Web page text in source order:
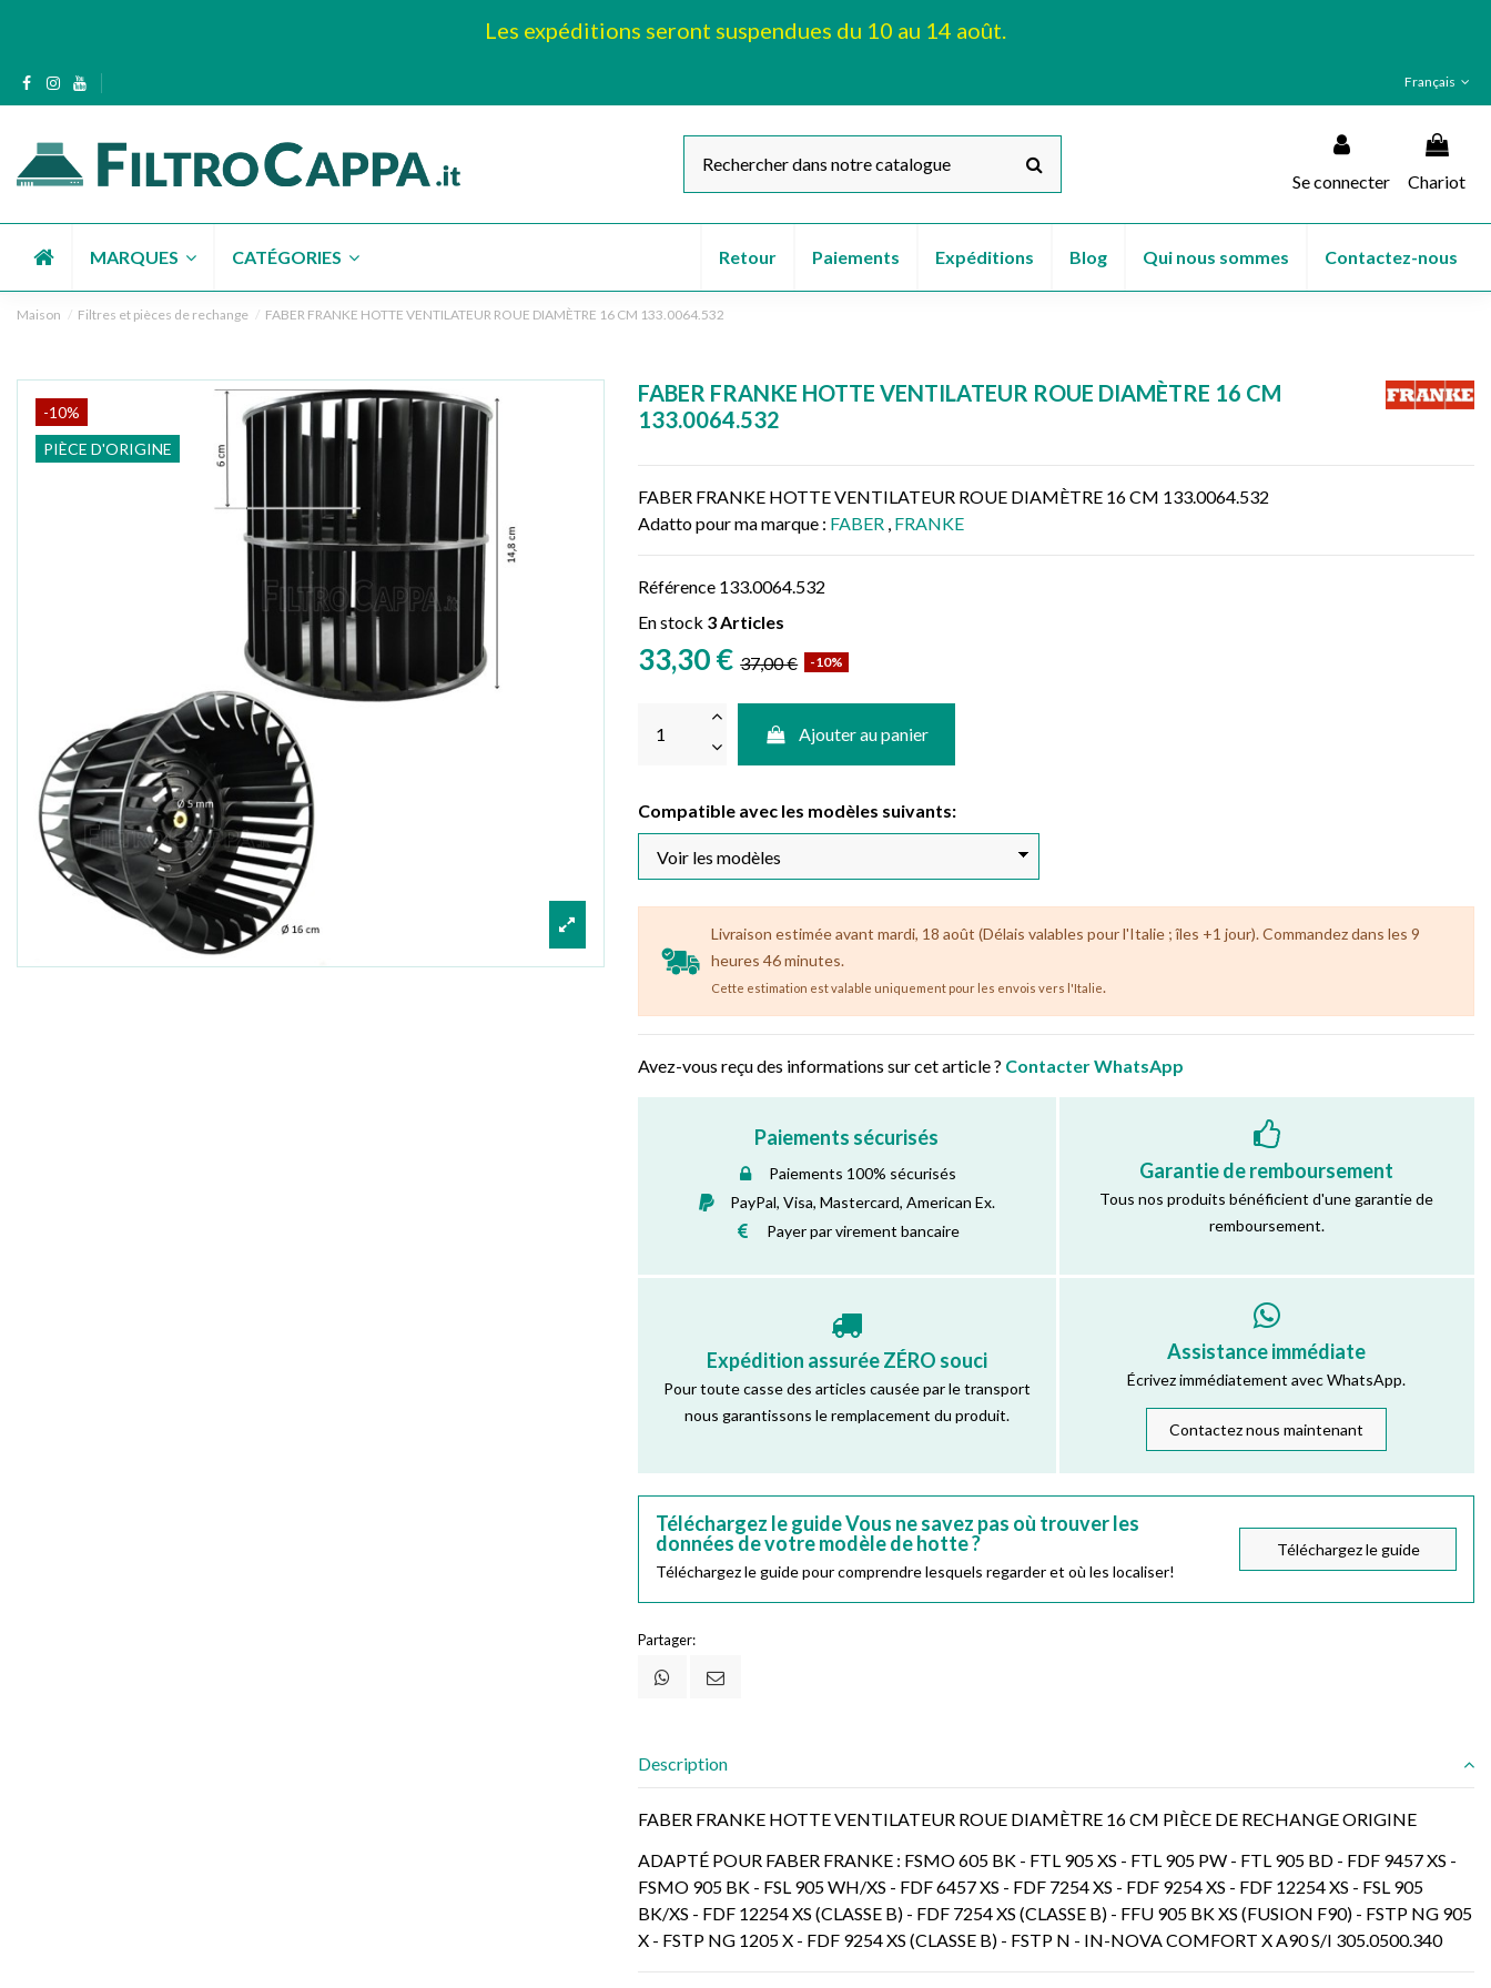
Les expéditions seront suspendues du 10 au 14 août.
Français
Se connecter Chariot
MARQUES CATÉGORIES Contactez-nous
Qui nous sommes
Blog
Expéditions
Paiements
Retour
Maison Filtres et pièces de rechange FABER FRANKE HOTTE VENTILATEUR ROUE DIAMÈTRE 16 CM 133.0064.532
-10%
PIÈCE D'ORIGINE
FABER FRANKE HOTTE VENTILATEUR ROUE DIAMÈTRE 16 CM
133.0064.532
FABER FRANKE HOTTE VENTILATEUR ROUE DIAMÈTRE 16 CM 133.0064.532
Adatto pour ma marque : FABER FRANKE
Référence 133.0064.532
En stock 3 Articles
33,30 € 37,00 € -10%
Ajouter au panier
Compatible avec les modèles suivants:
Livraison estimée avant mardi, 18 août (Délais valables pour l'Italie ; îles +1 jour). Commandez dans les 9
heures 46 minutes.
Cette estimation est valable uniquement pour les envois vers l'Italie.
Avez-vous reçu des informations sur cet article ? Contacter WhatsApp
Paiements sécurisés
Paiements 100% sécurisés
PayPal, Visa, Mastercard, American Ex.
Payer par virement bancaire
Garantie de remboursement
Tous nos produits bénéficient d'une garantie de
remboursement.
Expédition assurée ZÉRO souci
Pour toute casse des articles causée par le transport
nous garantissons le remplacement du produit.
Assistance immédiate
Écrivez immédiatement avec WhatsApp.
Contactez nous maintenant
Téléchargez le guide Vous ne savez pas où trouver les
données de votre modèle de hotte ?
Téléchargez le guide pour comprendre lesquels regarder et où les localiser!
Téléchargez le guide
Partager:
Description
FABER FRANKE HOTTE VENTILATEUR ROUE DIAMÈTRE 16 CM PIÈCE DE RECHANGE ORIGINE
ADAPTÉ POUR FABER FRANKE : FSMO 605 BK - FTL 905 XS - FTL 905 PW - FTL 905 BD - FDF 9457 XS -
FSMO 905 BK - FSL 905 WH/XS - FDF 6457 XS - FDF 7254 XS - FDF 9254 XS - FDF 12254 XS - FSL 905
BK/XS - FDF 12254 XS (CLASSE B) - FDF 7254 XS (CLASSE B) - FFU 905 BK XS (FUSION F90) - FSTP NG 905
X - FSTP NG 1205 X - FDF 9254 XS (CLASSE B) - FSTP N - IN-NOVA COMFORT X A90 S/I 305.0500.340